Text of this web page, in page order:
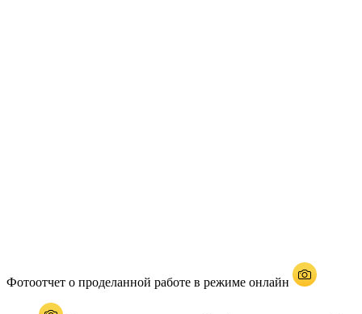
Фотоотчет о проделанной работе в режиме онлайн